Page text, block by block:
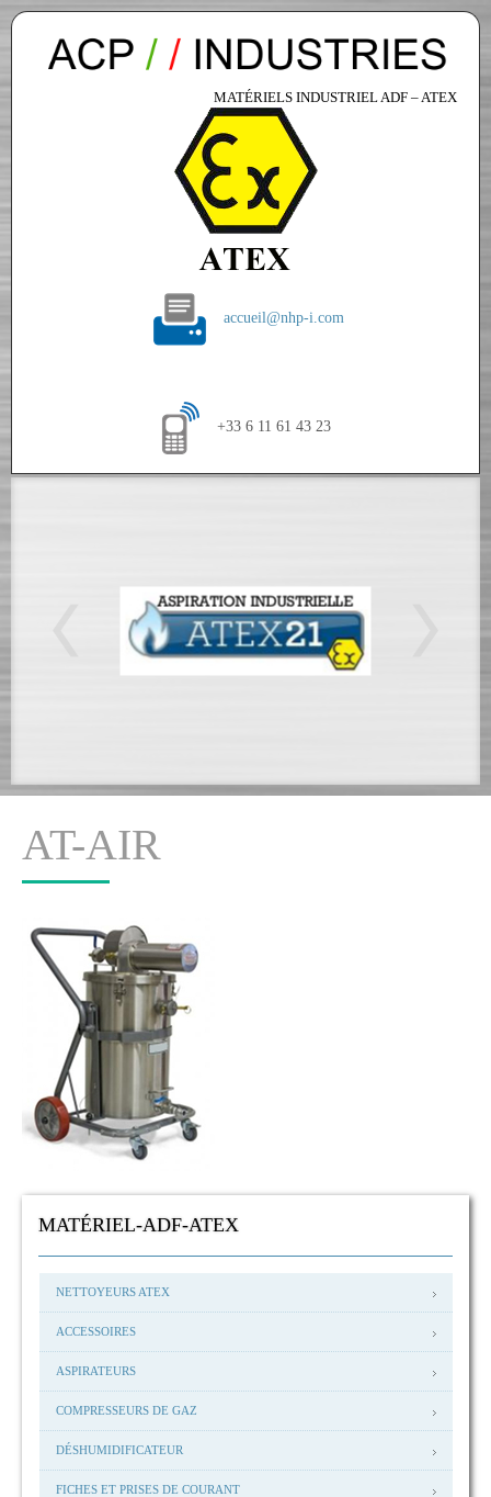
MATÉRIELS INDUSTRIEL ADF – ATEX
accueil@nhp-i.com
+33 6 11 61 43 23
AT-AIR
MATÉRIEL-ADF-ATEX
NETTOYEURS ATEX
ACCESSOIRES
ASPIRATEURS
COMPRESSEURS DE GAZ
DÉSHUMIDIFICATEUR
FICHES ET PRISES DE COURANT